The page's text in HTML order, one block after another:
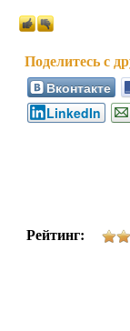
Вконтакте
LinkedIn
Рейтинг: